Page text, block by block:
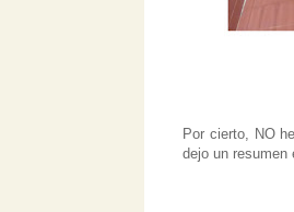
Por cierto, NO
dejo un resumen